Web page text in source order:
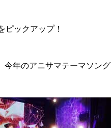
ピックアップ！
今年のアニサマテーマソング